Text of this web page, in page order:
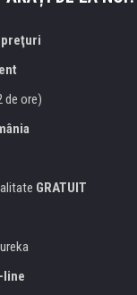
preţuri
de ore)
GRATUIT
line